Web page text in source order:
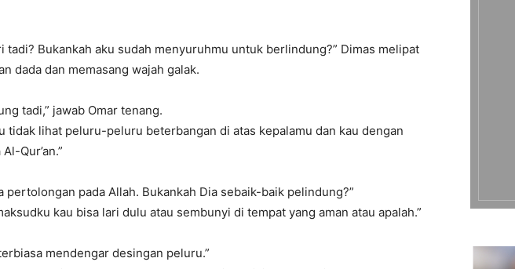
tadi? Bukankah aku sudah menyuruhmu untuk berlindung?” Dimas melipat
dada dan memasang wajah galak.
tadi,” jawab Omar tenang.
tidak lihat peluru-peluru beterbangan di atas kepalamu dan kau dengan
Qur’an.”
pertolongan pada Allah. Bukankah Dia sebaik-baik pelindung?”
kau bisa lari dulu atau sembunyi di tempat yang aman atau apalah.”
mendengar desingan peluru.”